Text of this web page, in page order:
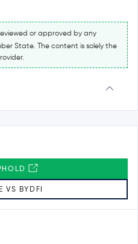
or approved by any
State. The content is solely the
VS BYDFI